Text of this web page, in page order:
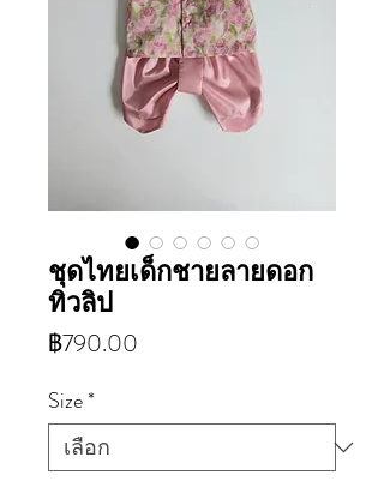
ชุดไทยเด็กชายลายดอก
ทิวลิป
฿790.00
Size*